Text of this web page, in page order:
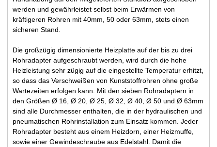
werden und gewährleistet selbst beim Erwärmen von
kräftigeren Rohren mit 40mm, 50 oder 63mm, stets einen
sicheren Stand.
Die großzügig dimensionierte Heizplatte auf der bis zu drei
Rohradapter aufgeschraubt werden, wird durch die hohe
Heizleistung sehr zügig auf die eingestellte Temperatur erhitzt,
so dass das Verschweißen von Kunststoffrohren ohne große
Wartezeiten erfolgen kann. Mit den sieben Rohradaptern in
den Größen Ø 16, Ø 20, Ø 25, Ø 32, Ø 40, Ø 50 und Ø 63mm
sind alle Durchmesser enthalten, die in der hydraulischen und
pneumatischen Rohrinstallation zum Einsatz kommen. Jeder
Rohradapter besteht aus einem Heizdorn, einer Heizmuffe,
sowie einer Gewindeschraube aus Edelstahl. Damit die